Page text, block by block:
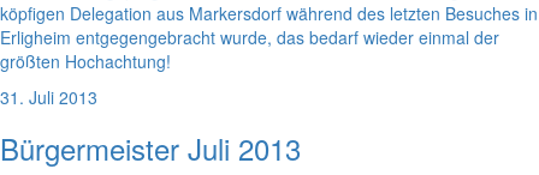
köpfigen Delegation aus Markersdorf während des letzten Besuches in
Erligheim entgegengebracht wurde, das bedarf wieder einmal der
größten Hochachtung!
31. Juli 2013
Bürgermeister Juli 2013